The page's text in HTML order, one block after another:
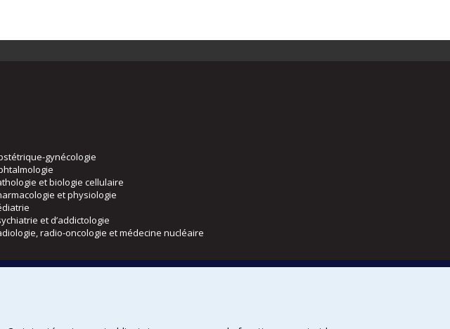
gynécologie
et biologie cellulaire
et physiologie
et d’addictologie
radio-oncologie et médecine nucléaire